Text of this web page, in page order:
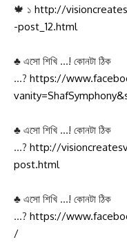
🍁 ১ http://
-post_12.html
♣ এসো শিখি …! কোনটা ঠিক
…? https://
♣ এসো শিখি …! কোনটা ঠিক
…? http://
post.html
♣ এসো শিখি …! কোনটা ঠিক
…? https://
/